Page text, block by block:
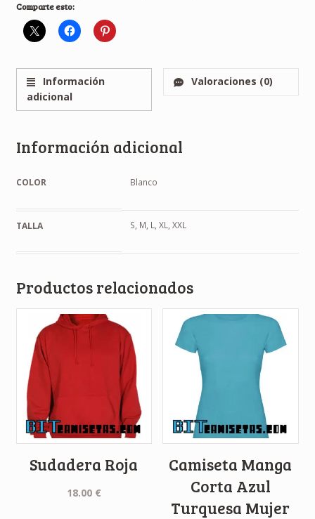
Comparte esto:
Información
adicional
Valoraciones (0)
Información adicional
COLOR Blanco
TALLA S, M, L, XL, XXL
Productos relacionados
Sudadera Roja
18.00 €
Camiseta Manga
Corta Azul
Turquesa Mujer